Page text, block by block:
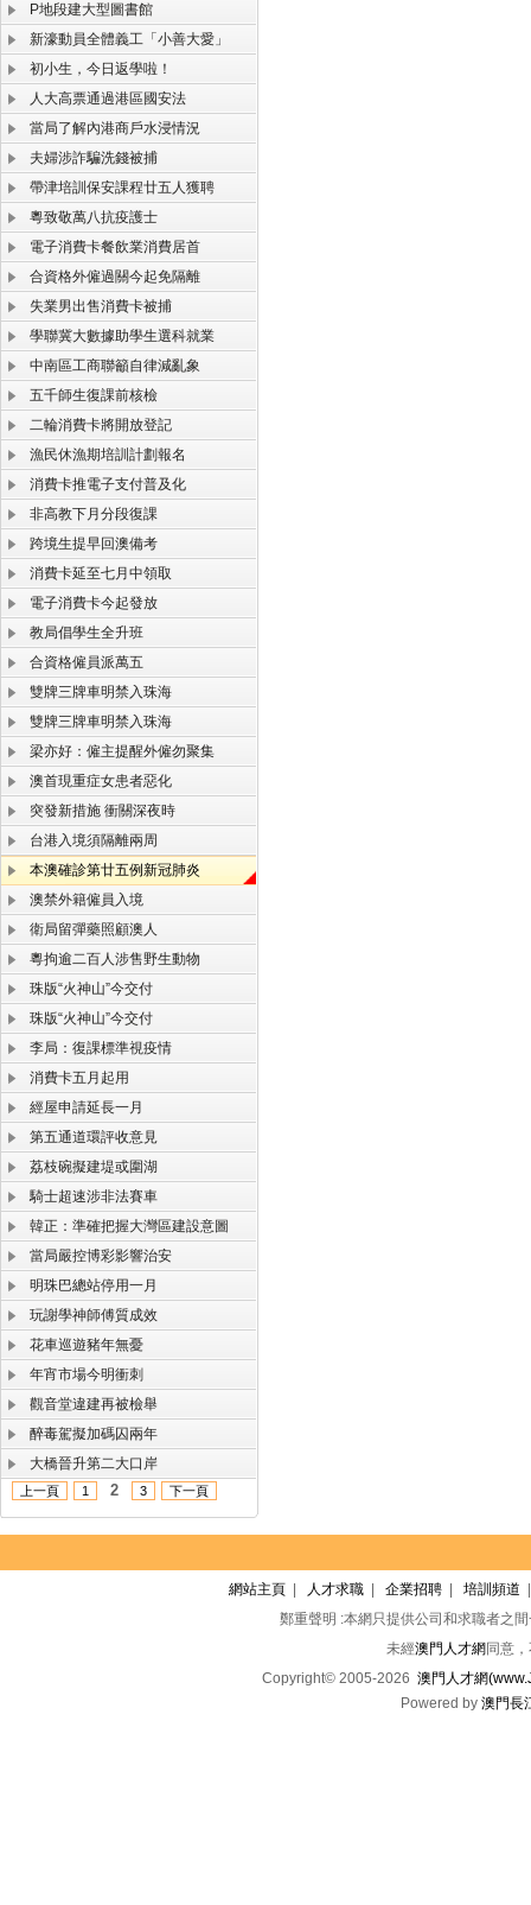
P地段建大型圖書館
新濠動員全體義工「小善大愛」
初小生，今日返學啦！
人大高票通過港區國安法
當局了解內港商戶水浸情況
夫婦涉詐騙洗錢被捕
帶津培訓保安課程廿五人獲聘
粵致敬萬八抗疫護士
電子消費卡餐飲業消費居首
合資格外僱過關今起免隔離
失業男出售消費卡被捕
學聯冀大數據助學生選科就業
中南區工商聯籲自律減亂象
五千師生復課前核檢
二輪消費卡將開放登記
漁民休漁期培訓計劃報名
消費卡推電子支付普及化
非高教下月分段復課
跨境生提早回澳備考
消費卡延至七月中領取
電子消費卡今起發放
教局倡學生全升班
合資格僱員派萬五
雙牌三牌車明禁入珠海
雙牌三牌車明禁入珠海
梁亦好：僱主提醒外僱勿聚集
澳首現重症女患者惡化
突發新措施 衝關深夜時
台港入境須隔離兩周
本澳確診第廿五例新冠肺炎
澳禁外籍僱員入境
衛局留彈藥照顧澳人
粵拘逾二百人涉售野生動物
珠版“火神山”今交付
珠版“火神山”今交付
李局：復課標準視疫情
消費卡五月起用
經屋申請延長一月
第五通道環評收意見
荔枝碗擬建堤或圍湖
騎士超速涉非法賽車
韓正：準確把握大灣區建設意圖
當局嚴控博彩影響治安
明珠巴總站停用一月
玩謝學神師傅質成效
花車巡遊豬年無憂
年宵市場今明衝刺
觀音堂違建再被檢舉
醉毒駕擬加碼囚兩年
大橋晉升第二大口岸
上一頁 1 2 3 下一頁
網站主頁 人才求職 企業招聘 培訓頻道
鄭重聲明 :本網只提供公司和求職者之
未經澳門人才網 同意
Copyright© 2005-2026 澳門人才網
Powered by 澳門長